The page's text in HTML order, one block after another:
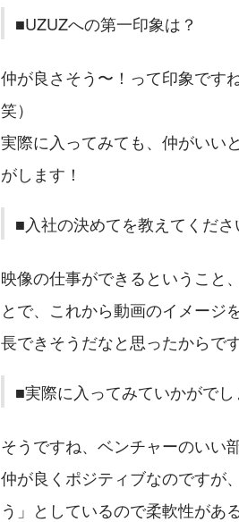
■UZUZへの第一印象は？
仲が良さそう〜！って印象です
笑）
実際に入ってみても、仲がいい
がします！
■入社の決めてを教えてくださ
映像の仕事ができるということ
とで、これから動画のイメージ
長できそうだなと思ったからです
■実際に入ってみていかがで
そうですね、ベンチャーのいい
仲が良くポジティブなのですが
う」としているので柔軟性があ